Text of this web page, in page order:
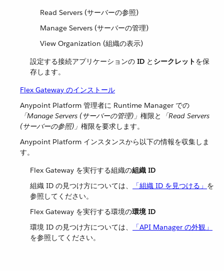
Read Servers (サーバーの参照)
Manage Servers (サーバーの管理)
View Organization (組織の表示)
設定する接続アプリケーションの ​ ID ​ と​ シークレット​を保
存します。
Flex Gateway のインストール
Anypoint Platform 管理者に Runtime Manager での​
「Manage Servers (サーバーの管理)」 ​権限と​
「Read Servers
(サーバーの参照)」 ​権限を要求します。
Anypoint Platform インスタンスから以下の情報を収集しま
す。
Flex Gateway を実行する組織の​組織 ID
組織 ID の見つけ方については、​
「組織 ID を見つける」 ​を
参照してください。
Flex Gateway を実行する環境の​環境 ID
環境 ID の見つけ方については、​
「API Manager の外観」
を参照してください。